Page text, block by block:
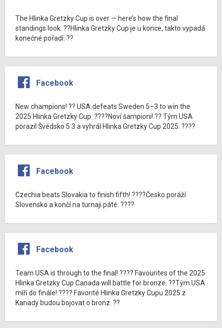
The Hlinka Gretzky Cup is over — here’s how the final
standings look. ??Hlinka Gretzky Cup je u konce, takto vypadá
konečné pořadí. ??
Facebook
New champions! ?? USA defeats Sweden 5–3 to win the
2025 Hlinka Gretzky Cup. ????Noví šampioni! ?? Tým USA
porazil Švédsko 5:3 a vyhrál Hlinka Gretzky Cup 2025. ????
Facebook
Czechia beats Slovakia to finish fifth! ????Česko poráží
Slovensko a končí na turnaji páté. ????
Facebook
Team USA is through to the final! ???? Favourites of the 2025
Hlinka Gretzky Cup Canada will battle for bronze. ??Tým USA
míří do finále! ???? Favorité Hlinka Gretzky Cupu 2025 z
Kanady budou bojovat o bronz. ??